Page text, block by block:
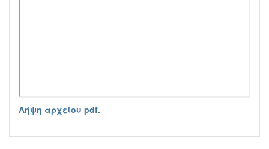
Λήψη αρχείου pdf.